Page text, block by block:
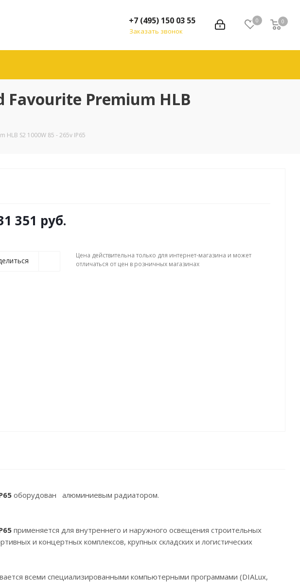
0 0
+7 (495) 150 03 55
Заказать звонок
Premium HLB
S2 1000W 85 - 265v IP65
351 руб.
Цена действительна только для интернет-магазина и может
отличаться от цен в розничных магазинах
оборудован алюминиевым радиатором.
применяется для внутреннего и наружного освещения строительных
и концертных комплексов, крупных складских и логистических
всеми специализированными компьютерными программами (DIALux,